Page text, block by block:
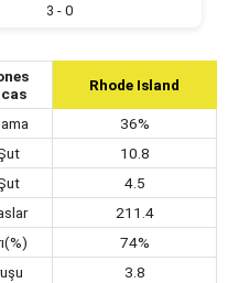
3 - 0
Rhode Island
36%
10.8
4.5
211.4
74%
3.8